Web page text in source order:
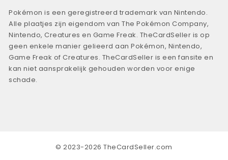
Pokémon is een geregistreerd trademark van Nintendo.
Alle plaatjes zijn eigendom van The Pokémon Company,
Nintendo, Creatures en Game Freak. TheCardSeller is op
geen enkele manier gelieerd aan Pokémon, Nintendo,
Game Freak of Creatures. TheCardSeller is een fansite en
kan niet aansprakelijk gehouden worden voor enige
schade.
© 2023-2026 TheCardSeller.com